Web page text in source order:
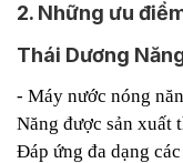
2. Những ưu
Thái Dương
- Máy nước nóng
Năng được sản xuất
Đáp ứng đa dạng